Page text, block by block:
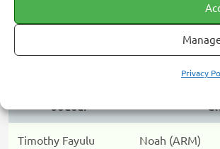
Privacy
Les gardiens congolais apportent de la
concurrence à ce poste clé, avec des
Joueur
Timothy Fayulu Noah (ARM)